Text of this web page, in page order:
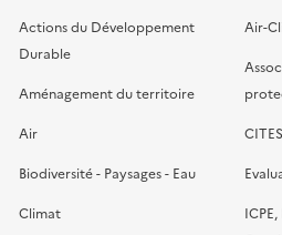
Actions du Développement
Durable
Aménagement du territoire
Air
Biodiversité - Paysages - Eau
Climat
Air-
CITES